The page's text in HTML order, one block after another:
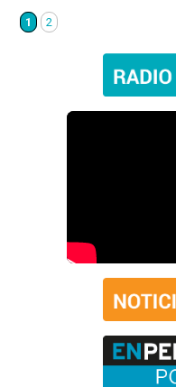
1 2